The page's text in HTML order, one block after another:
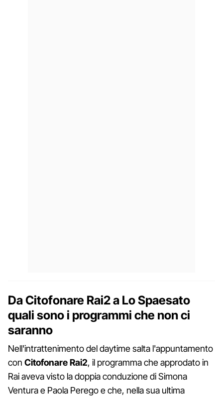
Da Citofonare Rai2 a Lo Spaesato
quali sono i programmi che non ci
saranno
Nell'intrattenimento del daytime salta l'appuntamento
con Citofonare Rai2, il programma che approdato in
Rai aveva visto la doppia conduzione di Simona
Ventura e Paola Perego e che, nella sua ultima